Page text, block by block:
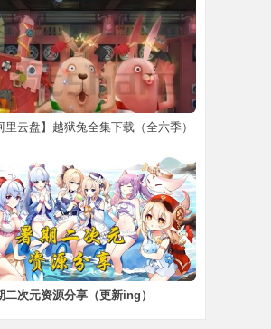
里云盘】越狱兔全集下载（全六季）
二次元资源分享（更新ing）